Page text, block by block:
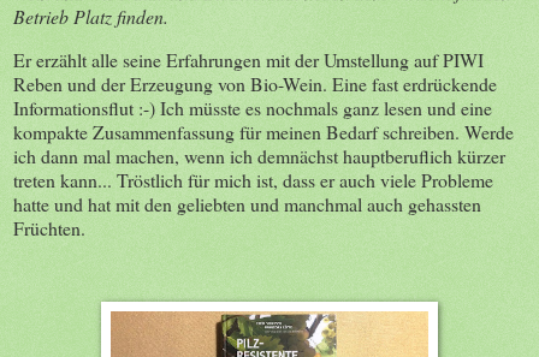
Betrieb Platz finden.
Er erzählt alle seine Erfahrungen mit der Umstellung auf PIWI
Reben und der Erzeugung von Bio-Wein. Eine fast erdrückende
Informationsflut :-) Ich müsste es nochmals ganz lesen und eine
kompakte Zusammenfassung für meinen Bedarf schreiben. Werde
ich dann mal machen, wenn ich demnächst hauptberuflich kürzer
treten kann... Tröstlich für mich ist, dass er auch viele Probleme
hatte und hat mit den geliebten und manchmal auch gehassten
Früchten.